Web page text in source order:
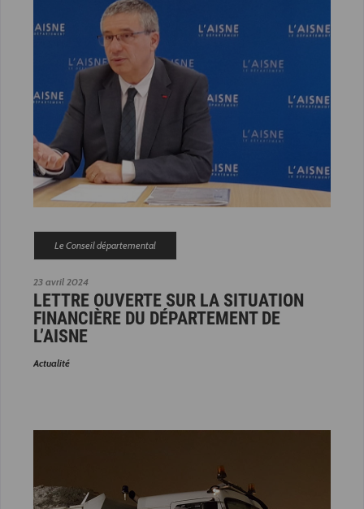
23 avril 2024
Le Conseil départemental
LETTRE OUVERTE SUR LA SITUATION
FINANCIÈRE DU DÉPARTEMENT DE
L’AISNE
Actualité